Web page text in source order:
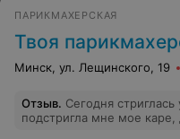
ПАРИКМАХЕРСКАЯ
Твоя
Минск, ул. Лещинского, 19
Отзыв. Сегодня
подстригла мне мое каре, дала толковые советы по